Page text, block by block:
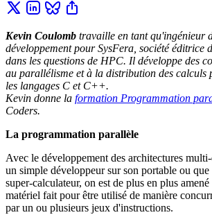
Kevin Coulomb travaille en tant qu'ingénieur
développement pour SysFera, société éditrice
dans les questions de HPC. Il développe des
au parallélisme et à la distribution des calculs
les langages C et C++.
Kevin donne la formation Programmation
Coders.
La programmation parallèle
Avec le développement des architectures
un simple développeur sur son portable ou que
super-calculateur, on est de plus en plus
matériel fait pour être utilisé de manière
par un ou plusieurs jeux d'instructions.